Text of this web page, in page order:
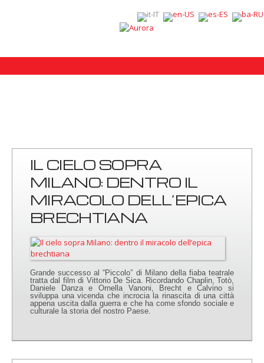
IL CIELO SOPRA
MILANO: DENTRO IL
MIRACOLO DELL’EPICA
BRECHTIANA
Grande successo al “Piccolo” di Milano della fiaba teatrale
tratta dal film di Vittorio De Sica. Ricordando Chaplin, Totò,
Daniele Danza e Ornella Vanoni, Brecht e Calvino si
sviluppa una vicenda che incrocia la rinascita di una città
appena uscita dalla guerra e che ha come sfondo sociale e
culturale la storia del nostro Paese.